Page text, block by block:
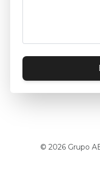
© 2026 Grupo